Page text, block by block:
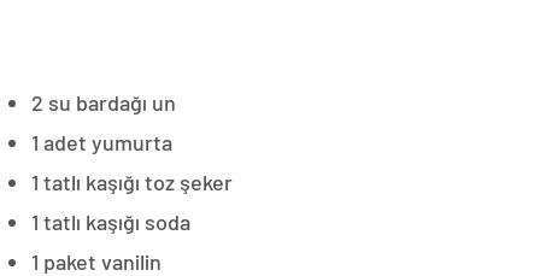
2 su bardağı un
1 adet yumurta
1 tatlı kaşığı toz şeker
1 tatlı kaşığı soda
1 paket vanilin